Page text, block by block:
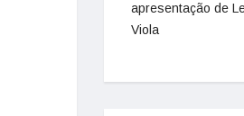
apresentação de
Viola